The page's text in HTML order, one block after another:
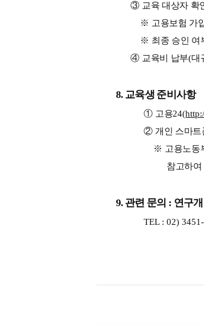
③ 교육 대상자 확
※ 고용보험 가
※ 최종 승인 여
④ 교육비 납부(대
8. 교육생 준비사항
① 고용24(
② 개인 스마
※ 고용노동
참고하
9. 관련 문의 : 연구
TEL : 02)